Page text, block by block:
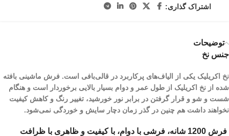
اشتراک گذاری:
توضیحات
جنس نخ
نخ اکریلیک یکی از الیاف­‌های پرکاربرد در قالی‌بافی است. فرش ماشینی بافته
شده از نخ اکریلیک از طول عمر و دوام بسیار بالایی برخوردار است و هنگام
شست و شو و قرار گرفتن در برابر نور خورشید، تغییر رنگ و کاهش کیفیت
نخواهند داشت هم چنین در گذر زمان دچار سایش و خوردگی نمی‌شود.
فرش 1200 شانه، فرشی با دوام، با کیفیت و ظاهری با ظرافت